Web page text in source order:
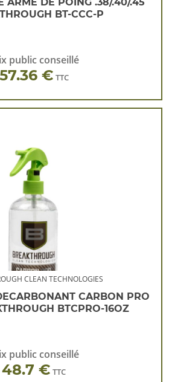
BT-CCC-P
public conseillé
57.36 € TTC
CLEAN TECHNOLOGIES
CARBON PRO
BTCPRO-16OZ
public conseillé
48.7 € TTC